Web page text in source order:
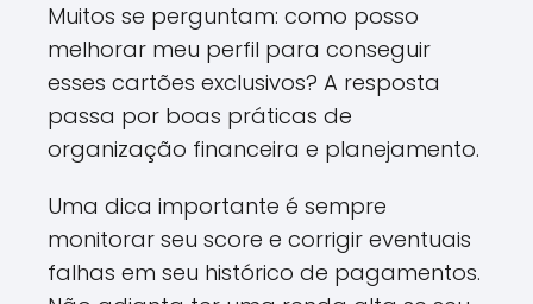
Muitos se perguntam: como posso
melhorar meu perfil para conseguir
esses cartões exclusivos? A resposta
passa por boas práticas de
organização financeira e planejamento.
Uma dica importante é sempre
monitorar seu score e corrigir eventuais
falhas em seu histórico de pagamentos.